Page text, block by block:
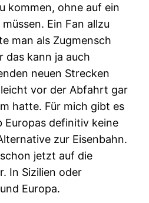
kommen, ohne auf ein
Ein Fan allzu
man als Zugmensch
das kann ja auch
neuen Strecken
vor der Abfahrt gar
hatte. Für mich gibt es
Europas definitiv keine
zur Eisenbahn.
jetzt auf die
In Sizilien oder
Europa.